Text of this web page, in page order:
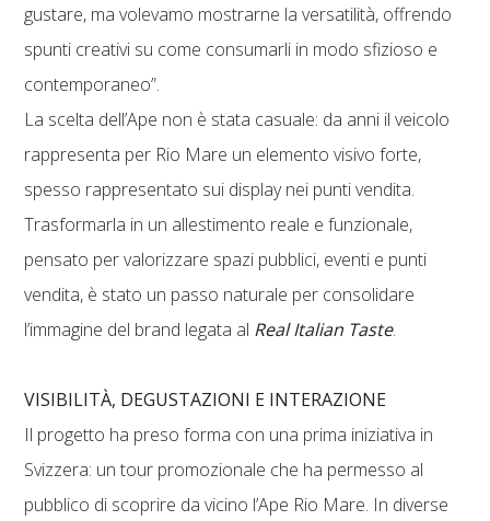
gustare, ma volevamo mostrarne la versatilità, offrendo
spunti creativi su come consumarli in modo sfizioso e
contemporaneo”.
La scelta dell’Ape non è stata casuale: da anni il veicolo
rappresenta per Rio Mare un elemento visivo forte,
spesso rappresentato sui display nei punti vendita.
Trasformarla in un allestimento reale e funzionale,
pensato per valorizzare spazi pubblici, eventi e punti
vendita, è stato un passo naturale per consolidare
l’immagine del brand legata al Real Italian Taste.
VISIBILITÀ, DEGUSTAZIONI E INTERAZIONE
Il progetto ha preso forma con una prima iniziativa in
Svizzera: un tour promozionale che ha permesso al
pubblico di scoprire da vicino l’Ape Rio Mare. In diverse